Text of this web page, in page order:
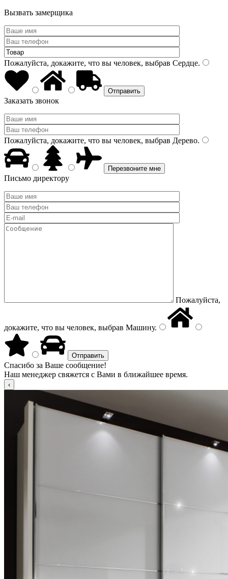
Вызвать замерщика
Пожалуйста, докажите, что вы человек, выбрав Сердце.
Заказать звонок
Пожалуйста, докажите, что вы человек, выбрав Дерево.
Письмо директору
Пожалуйста,
докажите, что вы человек, выбрав Машину.
Спасибо за Ваше сообщение!
Наш менеджер свяжется с Вами в ближайшее время.